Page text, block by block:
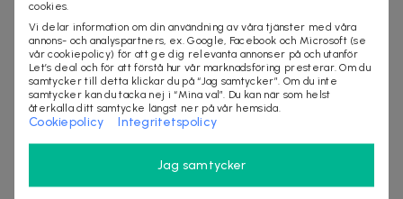
★★★★★
"Mycket trevliga lakan"
2025-4-24
★★★★★
"Bra kvalitet till ett bra pris , så en bra deal!"
cookies.
Vi delar information om din användning av våra tjänster med våra
annons- och analyspartners, ex. Google, Facebook och Microsoft (se
vår cookiepolicy) för att ge dig relevanta annonser på och utanför
Let’s deal och för att förstå hur vår marknadsföring presterar. Om du
samtycker till detta klickar du på “Jag samtycker”. Om du inte
samtycker kan du tacka nej i “Mina val”. Du kan när som helst
återkalla ditt samtycke längst ner på vår hemsida.
Cookiepolicy Integritetspolicy
Jag samtycker